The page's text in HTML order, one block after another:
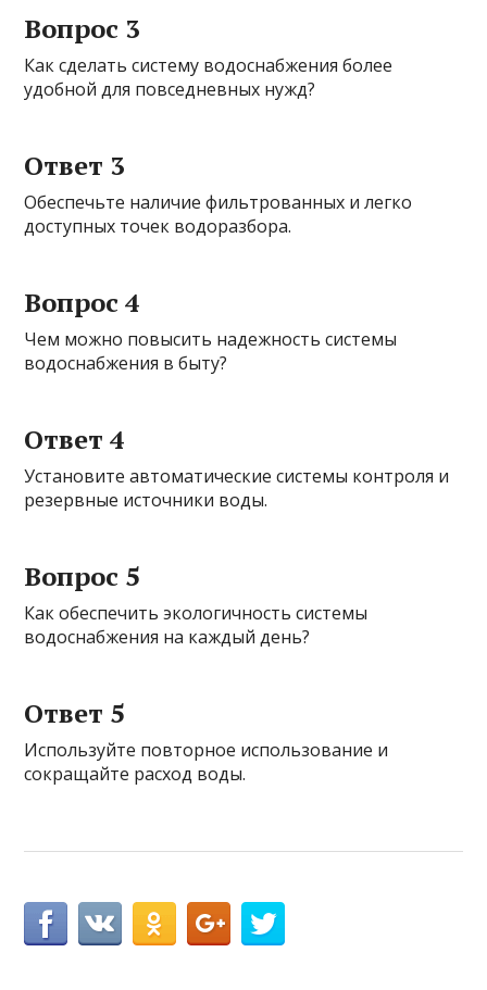
Вопрос 3
Как сделать систему водоснабжения более
удобной для повседневных нужд?
Ответ 3
Обеспечьте наличие фильтрованных и легко
доступных точек водоразбора.
Вопрос 4
Чем можно повысить надежность системы
водоснабжения в быту?
Ответ 4
Установите автоматические системы контроля и
резервные источники воды.
Вопрос 5
Как обеспечить экологичность системы
водоснабжения на каждый день?
Ответ 5
Используйте повторное использование и
сокращайте расход воды.